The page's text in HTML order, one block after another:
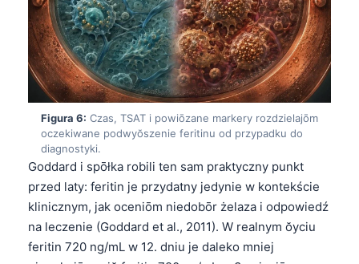
Figura 6: Czas, TSAT i powiōzane markery rozdzielajōm
oczekiwane podwyŏszenie feritinu od przypadku do
diagnostyki.
Goddard i spōłka robili ten sam praktyczny punkt
przed laty: feritin je przydatny jedynie w kontekście
klinicznym, jak oceniōm niedobōr żelaza i odpowiedź
na leczenie (Goddard et al., 2011). W realnym ŏyciu
feritin 720 ng/mL w 12. dniu je daleko mniej
Afrikaans
Монгол
ພາສາລາວ
Basa Jawa
Cebuano
ئۇيغۇرچە
Кыргызча
Татар теле
Беларуская мова
Esperanto